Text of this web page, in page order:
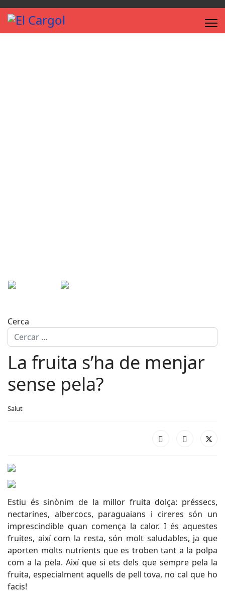
Cerca
La fruita s’ha de menjar
sense pela?
Salut
Estiu és sinònim de la millor fruita dolça: préssecs,
nectarines, albercocs, paraguaians i cireres són un
imprescindible quan comença la calor. I és aquestes
fruites, així com la resta, són molt saludables, ja que
aporten molts nutrients que es troben tant a la polpa
com a la pela. Així que si ets dels que sempre pela la
fruita, especialment aquells de pell tova, no cal que ho
facis!